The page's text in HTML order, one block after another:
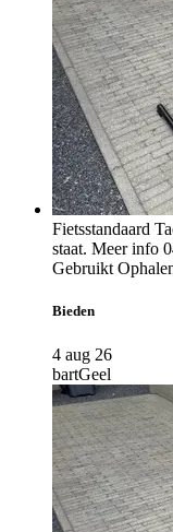
Fietsstandaard
staat. Meer info
Gebruikt
Bieden
4 aug 26
bartGeel